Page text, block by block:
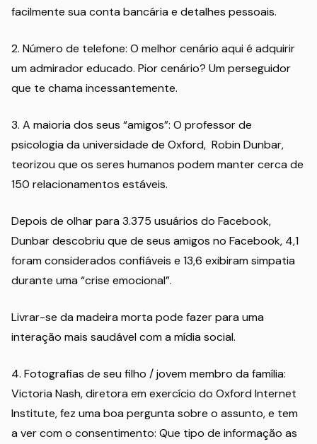
facilmente sua conta bancária e detalhes pessoais.
2. Número de telefone: O melhor cenário aqui é adquirir
um admirador educado. Pior cenário? Um perseguidor
que te chama incessantemente.
3. A maioria dos seus “amigos”: O professor de
psicologia da universidade de Oxford, Robin Dunbar,
teorizou que os seres humanos podem manter cerca de
150 relacionamentos estáveis.
Depois de olhar para 3.375 usuários do Facebook,
Dunbar descobriu que de seus amigos no Facebook, 4,1
foram considerados confiáveis e 13,6 exibiram simpatia
durante uma “crise emocional”.
Livrar-se da madeira morta pode fazer para uma
interação mais saudável com a mídia social.
4. Fotografias de seu filho / jovem membro da família:
Victoria Nash, diretora em exercício do Oxford Internet
Institute, fez uma boa pergunta sobre o assunto, e tem
a ver com o consentimento: Que tipo de informação as